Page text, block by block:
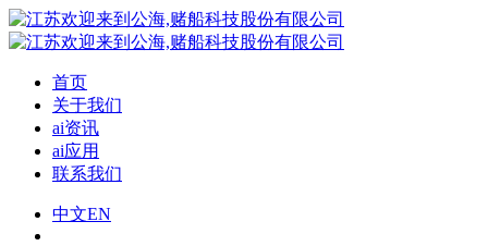
首页
关于我们
ai资讯
ai应用
联系我们
中文EN